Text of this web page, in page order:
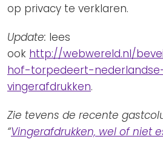
op privacy te verklaren.
Update: lees
ook http://webwereld.nl/
hof-torpedeert-
vingerafdrukken.
Zie tevens de recente
“Vingerafdrukken, wel of niet